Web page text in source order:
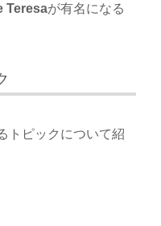
Teresaが有名になる
トピックについて紹